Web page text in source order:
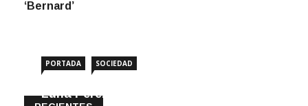
‘Bernard’
PORTADA SOCIEDAD
Luna Pérez Flores viste de Feria a la